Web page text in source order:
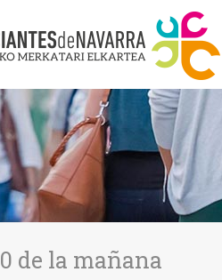
de la mañana